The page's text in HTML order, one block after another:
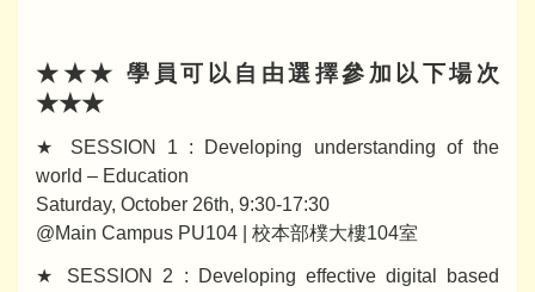
★★★ 學員可以自由選擇參加以下場次
★★★
★ SESSION 1 : Developing understanding of the
world – Education
Saturday, October 26th, 9:30-17:30
@Main Campus PU104 | 校本部樸大樓104室
★ SESSION 2 : Developing effective digital based